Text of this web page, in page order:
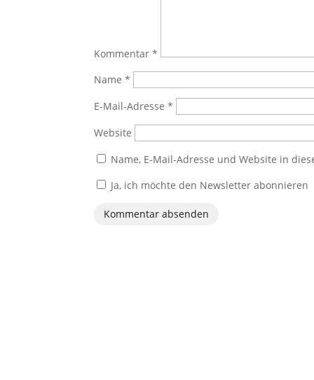
Kommentar*
Name*
E-Mail-Adresse*
Website
Name, E-Mail-Adresse und Website in
Ja, ich möchte den Newsletter abonnieren